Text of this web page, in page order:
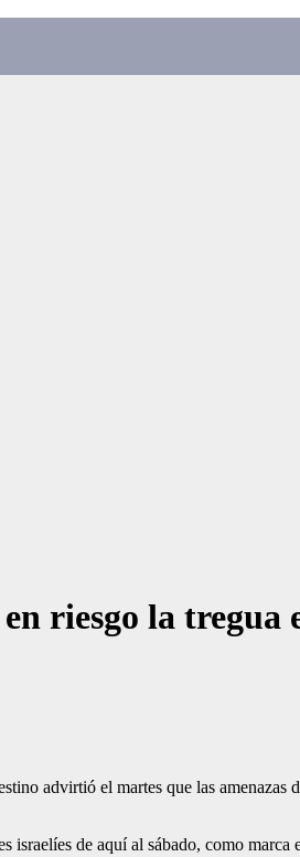
riesgo la tregua
advirtió el martes que las
israelíes de aquí al sábado, como